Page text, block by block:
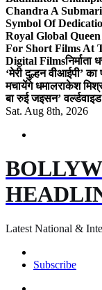
Chandra A
Symbol Of
Royal Global Queen
For Short Films At
Digital Films
‘मेरी दुल्हन वीआईपी’
मचायेंगे धमालराकेश
बा रुई जइसन’
Sat. Aug 8th, 2026
Latest National &
Subscribe